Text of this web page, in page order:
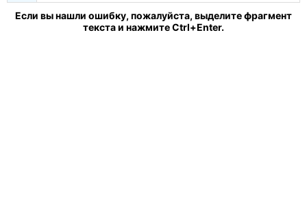
Если вы нашли ошибку, пожалуйста, выделите фрагмент
текста и нажмите Ctrl+Enter.